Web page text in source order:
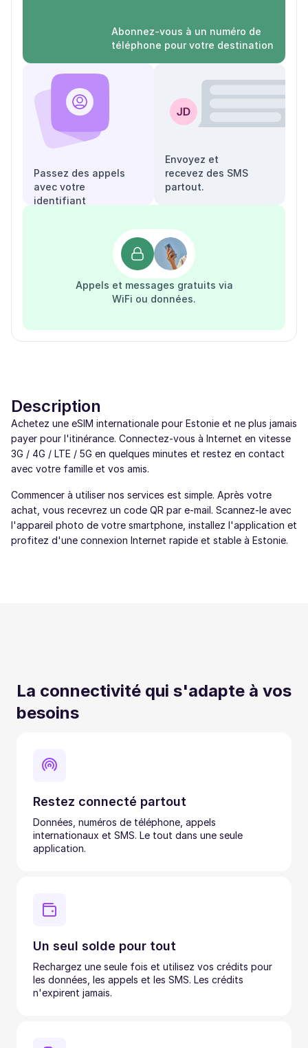
Abonnez-vous à un numéro de
téléphone pour votre destination
Passez des appels
avec votre
identifiant
Envoyez et
recevez des SMS
partout.
Appels et messages gratuits via
WiFi ou données.
Description
Achetez une eSIM internationale pour Estonie et ne plus jamais
payer pour l'itinérance. Connectez-vous à Internet en vitesse
3G / 4G / LTE / 5G en quelques minutes et restez en contact
avec votre famille et vos amis.
Commencer à utiliser nos services est simple. Après votre
achat, vous recevrez un code QR par e-mail. Scannez-le avec
l'appareil photo de votre smartphone, installez l'application et
profitez d'une connexion Internet rapide et stable à Estonie.
La connectivité qui s'adapte à vos
besoins
Restez connecté partout
Données, numéros de téléphone, appels
internationaux et SMS. Le tout dans une seule
application.
Un seul solde pour tout
Rechargez une seule fois et utilisez vos crédits pour
les données, les appels et les SMS. Les crédits
n'expirent jamais.